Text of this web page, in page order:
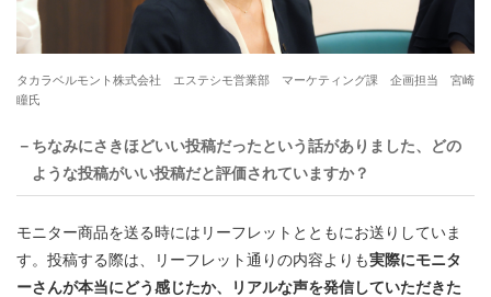
タカラベルモント株式会社 エステシモ営業部 マーケティング課 企画担当 宮崎
瞳氏
－ちなみにさきほどいい投稿だったという話がありました、どの
ような投稿がいい投稿だと評価されていますか？
モニター商品を送る時にはリーフレットとともにお送りしていま
す。投稿する際は、リーフレット通りの内容よりも実際にモニタ
ーさんが本当にどう感じたか、リアルな声を発信していただきた